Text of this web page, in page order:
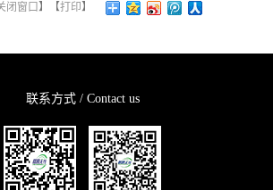
闭窗口 】【打印】
联系方式 / Contact us